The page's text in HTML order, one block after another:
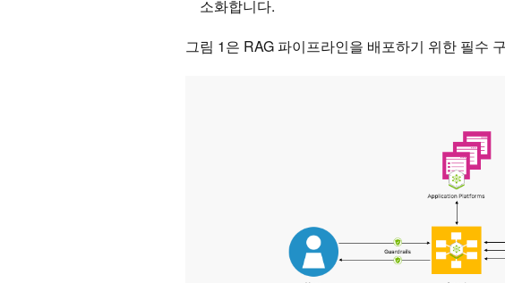
소화합니다.
그림 1은 RAG 파이프라인을 배포하기 위한 필수